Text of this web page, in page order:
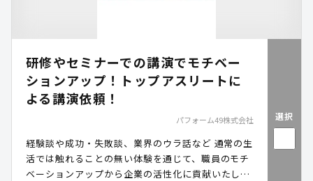
研修やセミナーでの講演でモチベー
ションアップ！トップアスリートに
よる講演依頼！
パフォーム49株式会社
経験談や成功・失敗談、業界のウラ話など 通常の生
活では触れることの無い体験を通じて、職員のモチ
ベーションアップから企業の活性化に貢献いたしま
選択